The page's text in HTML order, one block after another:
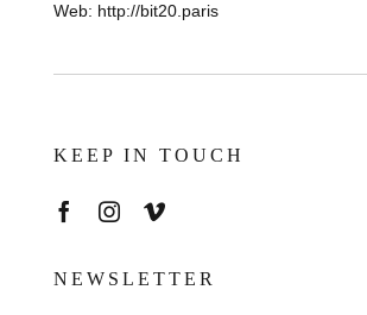
Web: http://bit20.paris
KEEP IN TOUCH
NEWSLETTER